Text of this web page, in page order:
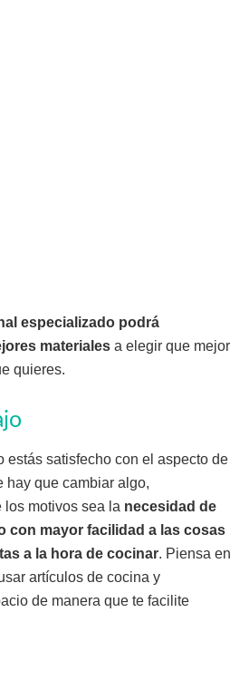
especializado podrá
materiales a elegir que mejor
quieres.
estás satisfecho con el aspecto de
hay que cambiar algo,
los motivos sea la necesidad de
con mayor facilidad a las cosas
a la hora de cocinar. Piensa en
artículos de cocina y
de manera que te facilite